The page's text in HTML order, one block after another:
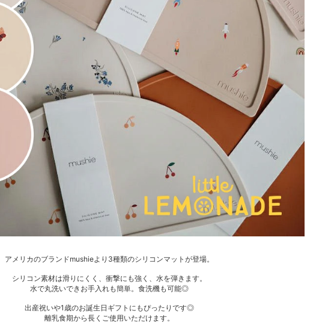
アメリカのブランドmushieより3種類のシリコンマットが登場。
シリコン素材は滑りにくく、衝撃にも強く、水を弾きます。
水で丸洗いできお手入れも簡単。食洗機も可能◎
出産祝いや1歳のお誕生日ギフトにもぴったりです◎
離乳食期から長くご使用いただけます。